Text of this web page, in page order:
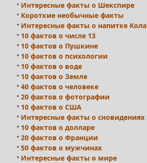
Интересные факты о Шекспире
Короткие необычные факты
Интересные факты о напитке Кола
10 фактов о числе 13
10 фактов о Пушкине
10 фактов о психологии
10 фактов о воде
10 фактов о Земле
40 фактов о человеке
20 фактов о фотографии
10 фактов о США
Интересные факты о сновидениях
10 фактов о долларе
20 фактов о Франции
50 фактов о мужчинах
Интересные факты о мире